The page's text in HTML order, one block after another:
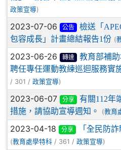
政策宣導)
2023-07-06 公告
檢送「
包容成長」計畫總結報告1份 (
2023-06-26 轉達
教育部補
聘任專任運動教練巡迴服務實
/ 301 / 政策宣導)
2023-06-07 分享
有關112年
措施，請協助宣導週知。
(教育
2023-04-18 分享 「全民防
(教育處學特科 / 361 / 政策宣導)